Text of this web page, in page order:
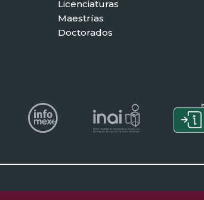
Licenciaturas
Maestrías
Doctorados